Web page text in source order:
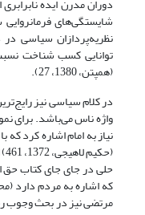
دوران مدرن ایده
شایستگی‌های
نظریه‌پردازان سیاسی
توانایی کسب شناخت
(همپتن، 1380، 27).
در کلام سیاسی نیز
واژه ناس می‌باشد. برای
نیاز به امام اشاره کرد
حلی در جای جای کتاب حق
مرتضی نیز در بحث وجوب